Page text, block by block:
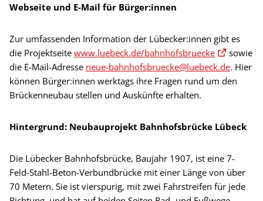
Webseite und E-Mail für Bürger:innen
Zur umfassenden Information der Lübecker:innen gibt es
die Projektseite www.luebeck.de/bahnhofsbruecke
sowie
die E-Mail-Adresse neue-bahnhofsbruecke@luebeck.de. Hier
können Bürger:innen werktags ihre Fragen rund um den
Brückenneubau stellen und Auskünfte erhalten.
Hintergrund: Neubauprojekt Bahnhofsbrücke Lübeck
Die Lübecker Bahnhofsbrücke, Baujahr 1907, ist eine 7-
Feld-Stahl-Beton-Verbundbrücke mit einer Länge von über
70 Metern. Sie ist vierspurig, mit zwei Fahrstreifen für jede